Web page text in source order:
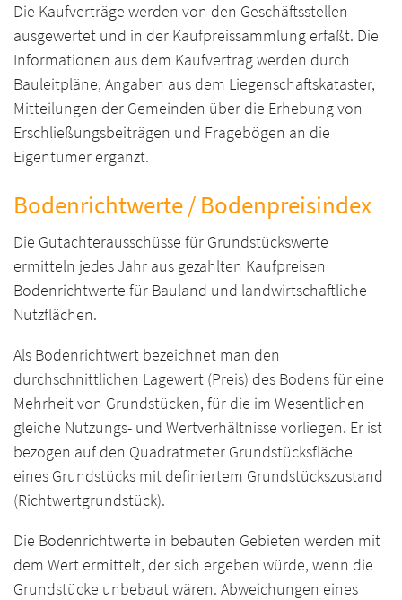
Die Kaufverträge werden von den Geschäftsstellen
ausgewertet und in der Kaufpreissammlung erfaßt. Die
Informationen aus dem Kaufvertrag werden durch
Bauleitpläne, Angaben aus dem Liegenschaftskataster,
Mitteilungen der Gemeinden über die Erhebung von
Erschließungsbeiträgen und Fragebögen an die
Eigentümer ergänzt.
Bodenrichtwerte / Bodenpreisindex
Die Gutachterausschüsse für Grundstückswerte
ermitteln jedes Jahr aus gezahlten Kaufpreisen
Bodenrichtwerte für Bauland und landwirtschaftliche
Nutzflächen.
Als Bodenrichtwert bezeichnet man den
durchschnittlichen Lagewert (Preis) des Bodens für eine
Mehrheit von Grundstücken, für die im Wesentlichen
gleiche Nutzungs- und Wertverhältnisse vorliegen. Er ist
bezogen auf den Quadratmeter Grundstücksfläche
eines Grundstücks mit definiertem Grundstückszustand
(Richtwertgrundstück).
Die Bodenrichtwerte in bebauten Gebieten werden mit
dem Wert ermittelt, der sich ergeben würde, wenn die
Grundstücke unbebaut wären. Abweichungen eines